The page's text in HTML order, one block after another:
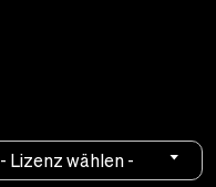
- Lizenz wählen -